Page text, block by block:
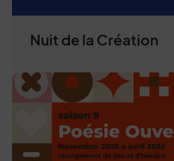
Nuit de la Création